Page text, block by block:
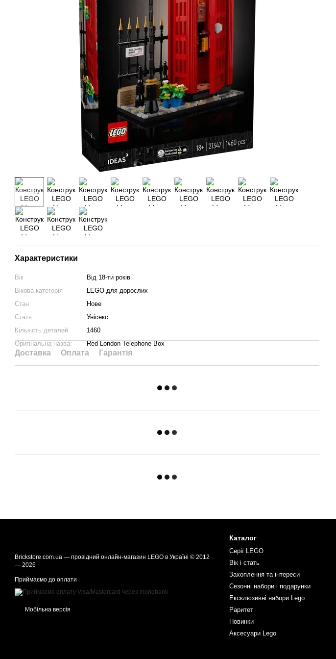
Характеристики
Вік
Від 18-ти років
Вікова категорія
LEGO для дорослих
Стан
Нове
Стать
Унісекс
Кількість деталей
1460
Оригінальна назва:
Red London Telephone Box
Доставка Оплата Гарантія
Brickstore.com.ua — провідний онлайн-магазин LEGO в Україні © 2012
— 2026
Приймаємо до оплати
Мобільна версія
Каталог
Серії LEGO
Вік і стать
Захоплення та інтереси
Сезонні набори і подарунки
Ексклюзивні набори Lego
Раритет
Новинки
Аксесуари Lego